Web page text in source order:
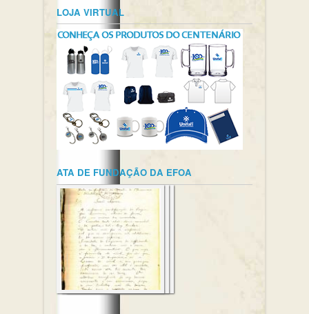
LOJA VIRTUAL
ATA DE FUNDAÇÃO DA EFOA